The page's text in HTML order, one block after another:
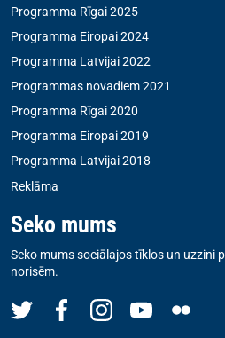
Programma Rīgai 2025
Programma Eiropai 2024
Programma Latvijai 2022
Programmas novadiem 2021
Programma Rīgai 2020
Programma Eiropai 2019
Programma Latvijai 2018
Reklāma
Seko mums
Seko mums sociālajos tīklos un uzzini
norisēm.